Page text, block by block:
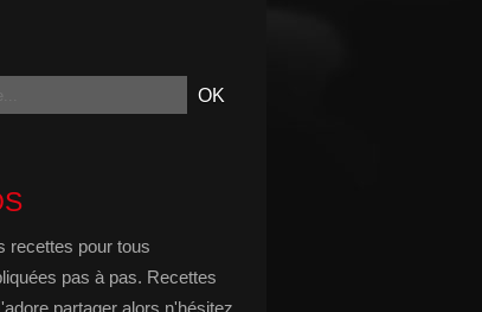
recettes pour tous
pas à pas. Recettes
partager alors n'hésitez